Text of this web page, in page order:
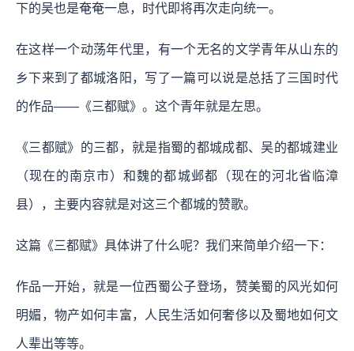
下的吴也是奄奄一息，时代即将再次走向统一。
在这样一个动荡年代里，有一个无名的文学青年从山东的
乡下来到了都城洛阳，写了一篇可以说是总括了三国时代
的作品——《三都赋》。这个青年就是左思。
《三都赋》的三都，就是指蜀的都城成都、吴的都城建业
（现在的南京市）和魏的都城邺都（现在的河北省临漳
县），主要内容就是对这三个都城的赞歌。
这篇《三都赋》具体讲了什么呢？我们来简单介绍一下：
作品一开始，就是一位西蜀公子登场，赞美蜀的风光如何
明媚，物产如何丰富，人民生活如何奢侈以及蜀地如何文
人辈出等等。